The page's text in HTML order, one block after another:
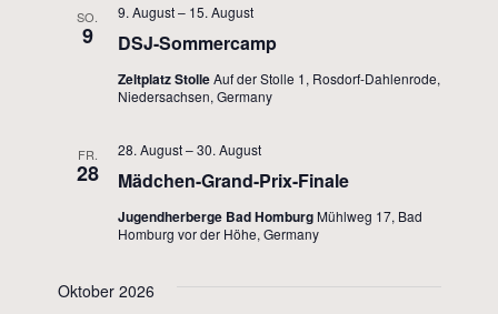
SO.
9 DSJ-Sommercamp
9. August– 15. August
Zeltplatz StolleAuf der Stolle 1, Rosdorf-Dahlenrode,
Niedersachsen, Germany
FR.
28 Mädchen-Grand-Prix-Finale
28. August–30. August
Jugendherberge Bad Homburg Mühlweg 17, Bad
Homburg vor der Höhe, Germany
Oktober 2026